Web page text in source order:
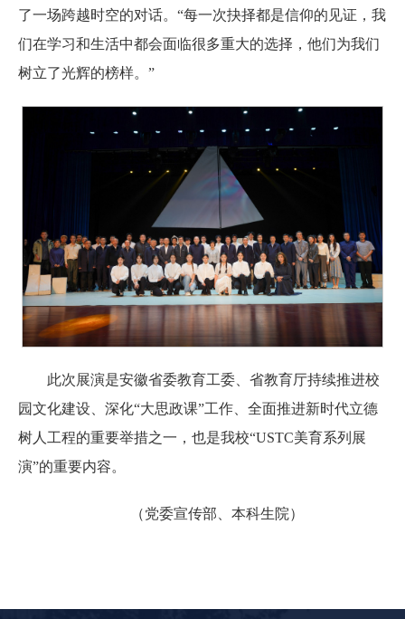
了一场跨越时空的对话。“每一次抉择都是信仰的见证，我
们在学习和生活中都会面临很多重大的选择，他们为我们
树立了光辉的榜样。”
此次展演是安徽省委教育工委、省教育厅持续推进校
园文化建设、深化“大思政课”工作、全面推进新时代立德
树人工程的重要举措之一，也是我校“USTC美育系列展
演”的重要内容。
（党委宣传部、本科生院）